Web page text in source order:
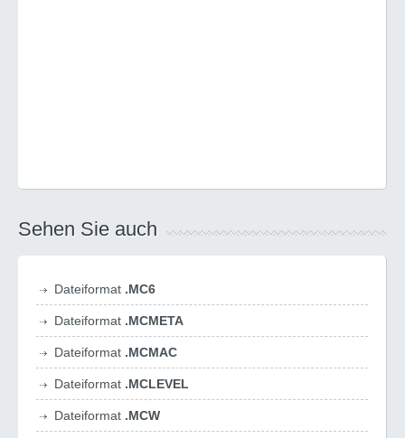
Sehen Sie auch
Dateiformat .MC6
Dateiformat .MCMETA
Dateiformat .MCMAC
Dateiformat .MCLEVEL
Dateiformat .MCW